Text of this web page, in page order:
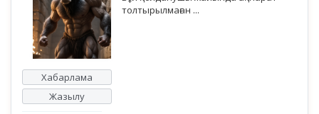
Хабарлама
Жазылу
толтырылмаған ...